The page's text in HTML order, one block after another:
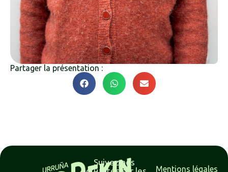
Partager la présentation :
Suivez nos
Mentions légales